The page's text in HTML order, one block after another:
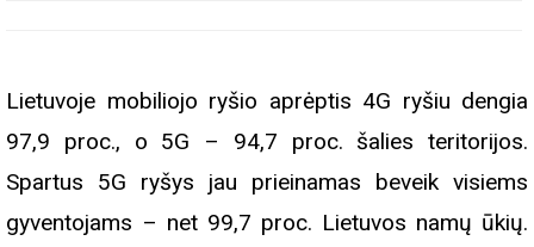
Lietuvoje mobiliojo ryšio aprėptis 4G ryšiu dengia
97,9 proc., o 5G – 94,7 proc. šalies teritorijos.
Spartus 5G ryšys jau prieinamas beveik visiems
gyventojams – net 99,7 proc. Lietuvos namų ūkių.